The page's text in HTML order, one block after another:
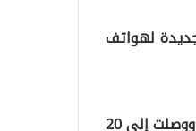
لهواتف
يأتي هذا عقب ارتفاع وزيادة أقرتها الشركة على اسعار الهواتف المحمولة الشهر الماضي ووصلت إلى 20